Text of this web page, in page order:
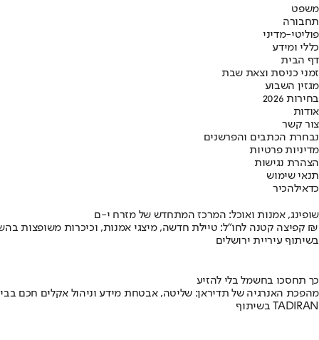
משפט
תחבורה
פוליטי-מדיני
כללי ומידע
דף הבית
זמני כניסת וצאת שבת
מגזין השבוע
בחירות 2026
אודות
צור קשר
נבחרת הכתבים והפרשנים
מדיניות פרטיות
הצהרת נגישות
תנאי שימוש
כדאילהכיר
שופינג, אמנות ואוכל: המרכז המתחדש של מזרח י-ם
קפיצה קטנה לחו"ל: טיילת חדשה, מיצגי אמנות, וכיכרות משופצות בהשקעה של 100 מיליון ₪
בשיתוף עיריית ירושלים
כך תחסכו בחשמל בלי להזיע
מהפכת האנרגיה של תדיראן: שליטה, אבטחת מידע וניהול אקלים חכם
בשיתוף TADIRAN